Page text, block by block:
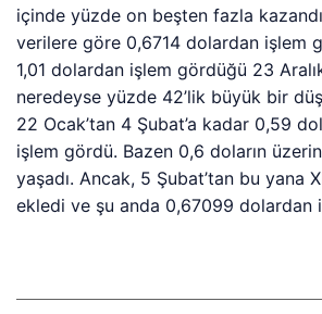
içinde yüzde on beşten fazla
verilere göre 0,6714 dolardan işlem
1,01 dolardan işlem gördüğü 23
neredeyse yüzde 42’lik büyük bir
22 Ocak’tan 4 Şubat’a kadar 0,59
işlem gördü. Bazen 0,6 doların
yaşadı. Ancak, 5 Şubat’tan bu yana
ekledi ve şu anda 0,67099 dolardan